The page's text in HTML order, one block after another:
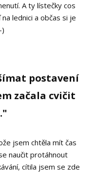
A ty lístečky cos
lednici a občas si je
postavení
začala cvičit
jsem chtěla mít čas
naučit protáhnout
cítila jsem se zde